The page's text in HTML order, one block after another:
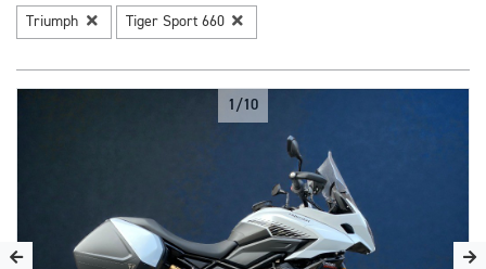
Triumph Tiger Sport 660
1/10